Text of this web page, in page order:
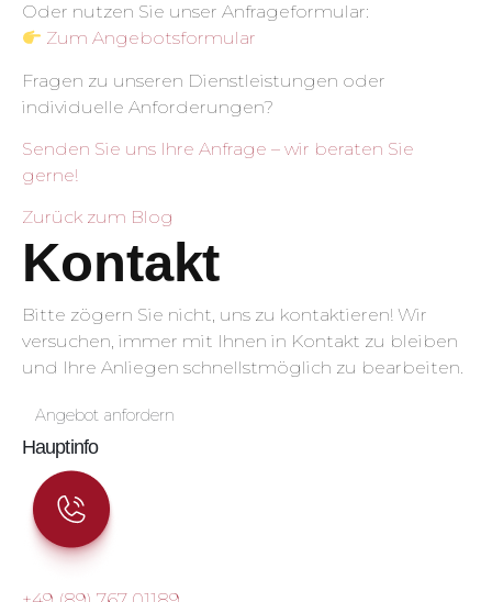
Oder nutzen Sie unser Anfrageformular:
Zum Angebotsformular
Fragen zu unseren Dienstleistungen oder
individuelle Anforderungen?
Senden Sie uns Ihre Anfrage – wir beraten Sie
gerne!
Zurück zum Blog
Kontakt
Bitte zögern Sie nicht, uns zu kontaktieren! Wir
versuchen, immer mit Ihnen in Kontakt zu bleiben
und Ihre Anliegen schnellstmöglich zu bearbeiten.
Angebot anfordern
Hauptinfo